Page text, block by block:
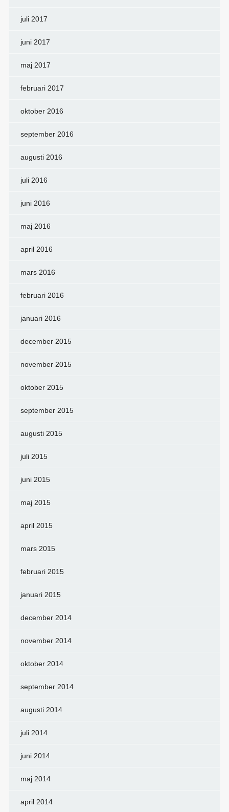
juli 2017
juni 2017
maj 2017
februari 2017
oktober 2016
september 2016
augusti 2016
juli 2016
juni 2016
maj 2016
april 2016
mars 2016
februari 2016
januari 2016
december 2015
november 2015
oktober 2015
september 2015
augusti 2015
juli 2015
juni 2015
maj 2015
april 2015
mars 2015
februari 2015
januari 2015
december 2014
november 2014
oktober 2014
september 2014
augusti 2014
juli 2014
juni 2014
maj 2014
april 2014